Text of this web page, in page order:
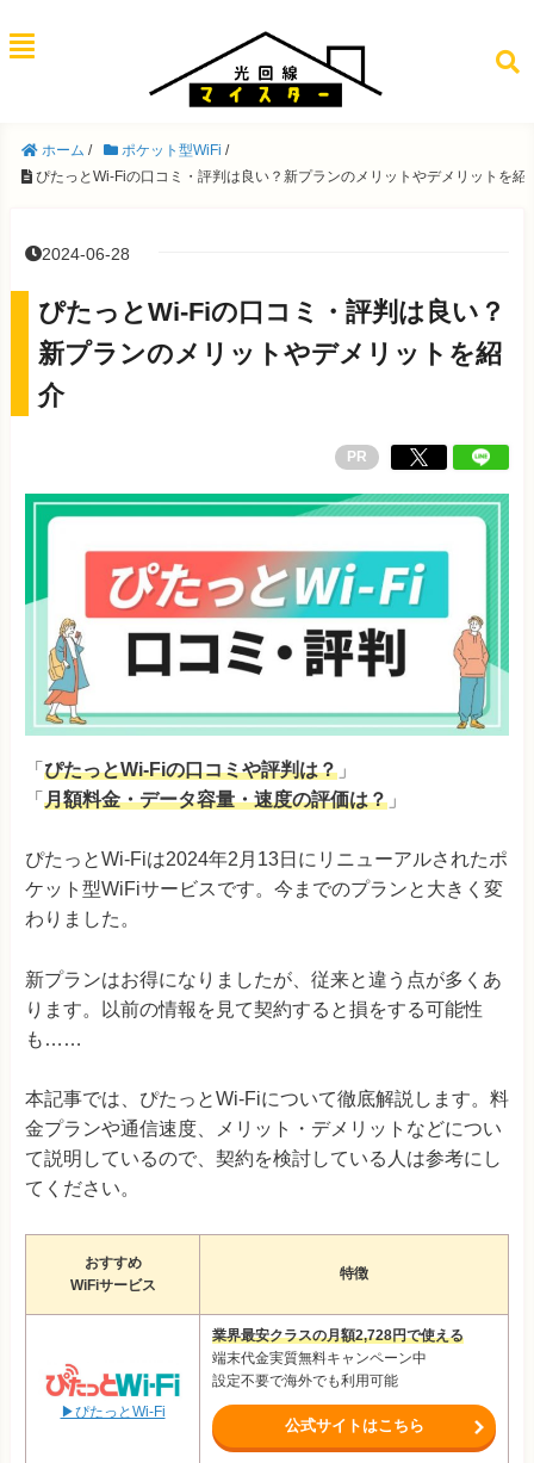
ホーム / ポケット型WiFi /
ぴたっとWi-Fiの口コミ・評判は良い？新プランのメリットやデメリットを紹
2024-06-28
ぴたっとWi-Fiの口コミ・評判は良い？
新プランのメリットやデメリットを紹
介
PR
「 ぴたっとWi-Fiの口コミや評判は？ 」
「 月額料金・データ容量・速度の評価は？ 」
ぴたっとWi-Fiは2024年2月13日にリニューアルされたポ
ケット型WiFiサービスです。今までのプランと大きく変
わりました。
新プランはお得になりましたが、従来と違う点が多くあ
ります。以前の情報を見て契約すると損をする可能性
も……
本記事では、ぴたっとWi-Fiについて徹底解説します。料
金プランや通信速度、メリット・デメリットなどについ
て説明しているので、契約を検討している人は参考にし
てください。
おすすめ
WiFiサービス
特徴
▶ぴたっとWi-Fi
業界最安クラスの月額2,728円で使える
端末代金実質無料キャンペーン中
設定不要で海外でも利用可能
公式サイトはこちら